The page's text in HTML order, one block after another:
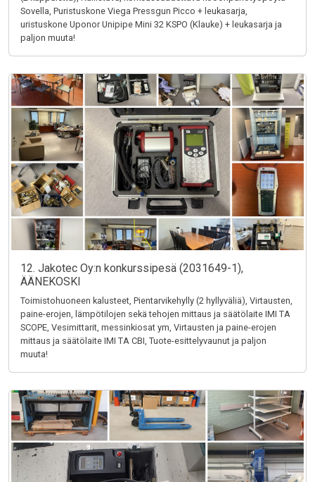
Sovella, Puristuskone Viega Pressgun Picco + leukasarja,
uristuskone Uponor Unipipe Mini 32 KSPO (Klauke) + leukasarja ja
paljon muuta!
12. Jakotec Oy:n konkurssipesä (2031649-1),
ÄÄNEKOSKI
Toimistohuoneen kalusteet, Pientarvikehylly (2 hyllyväliä), Virtausten,
paine-erojen, lämpötilojen sekä tehojen mittaus ja säätölaite IMI TA
SCOPE, Vesimittarit, messinkiosat ym, Virtausten ja paine-erojen
mittaus ja säätölaite IMI TA CBI, Tuote-esittelyvaunut ja paljon
muuta!